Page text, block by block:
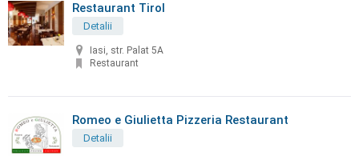
Restaurant Tirol
Detalii
Iasi, str. Palat 5A
Restaurant
Romeo e Giulietta Pizzeria Restaurant
Detalii